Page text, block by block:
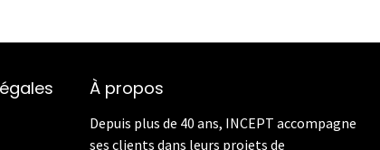
À propos
Depuis plus de 40 ans, INCEPT accompagne
ses clients dans leurs projets de